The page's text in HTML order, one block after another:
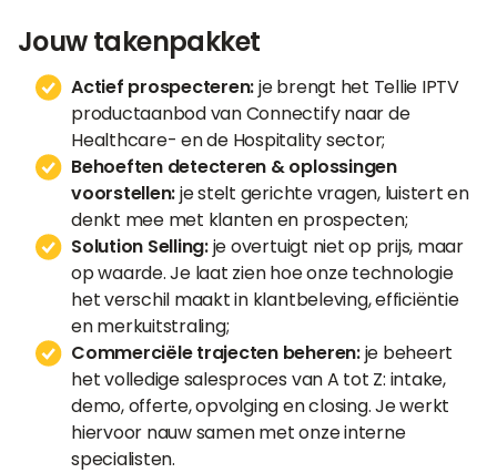
Jouw takenpakket
Actief prospecteren:je brengt het Tellie IPTV
productaanbod van Connectify naar de
Healthcare- en de Hospitality sector;
Behoeften detecteren & oplossingen
voorstellen:je stelt gerichte vragen, luistert en
denkt mee met klanten en prospecten;
Solution Selling:je overtuigt niet op prijs, maar
op waarde. Je laat zien hoe onze technologie
het verschil maakt in klantbeleving, efficiëntie
en merkuitstraling;
Commerciële trajecten beheren:je beheert
het volledige salesproces van A tot Z: intake,
demo, offerte, opvolging en closing. Je werkt
hiervoor nauw samen met onze interne
specialisten.